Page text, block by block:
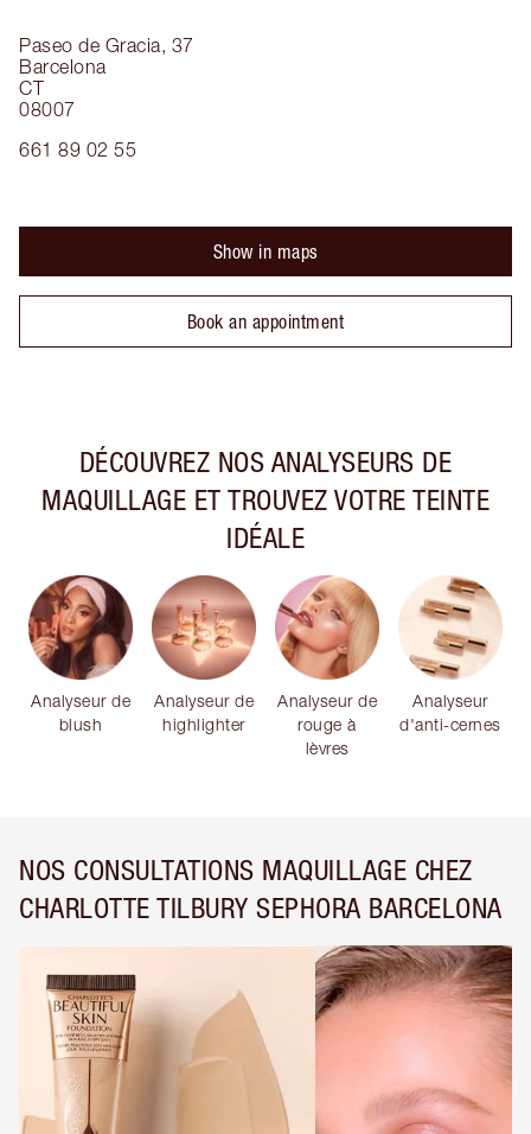
Paseo de Gracia, 37
Barcelona
CT
08007
661 89 02 55
Show in maps
Book an appointment
DÉCOUVREZ NOS ANALYSEURS DE
MAQUILLAGE ET TROUVEZ VOTRE TEINTE
IDÉALE
Analyseur de
blush
Analyseur de
highlighter
Analyseur de
rouge à
lèvres
Analyseur
d'anti-cernes
NOS CONSULTATIONS MAQUILLAGE CHEZ
CHARLOTTE TILBURY SEPHORA BARCELONA